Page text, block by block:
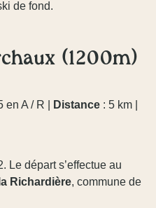
de fond.
(1200m)
en A / R | Distance : 5 km |
Le départ s’effectue au
la Richardière, commune de